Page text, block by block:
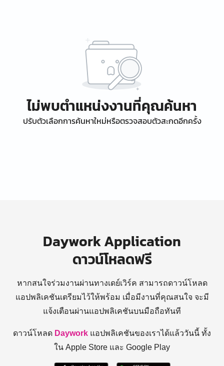
ไม่พบตำแหน่งงานที่คุณค้นหา
ปรับตัวเลือกการค้นหาใหม่หรือตรวจสอบตัวสะกดอีกครั้ง
Daywork Application
ดาวน์โหลดฟรี
หากสนใจร่วมงานผ่านทางเดย์เวิร์ค สามารถดาวน์โหลด
แอปพลิเคชันเตรียมไว้ให้พร้อม เมื่อมีงานที่คุณสนใจ จะมี
แจ้งเตือนผ่านแอปพลิเคชันบนมือถือทันที
ดาวน์โหลด Daywork แอปพลิเคชันของเราได้แล้ววันนี้ ทั้ง
ใน Apple Store และ Google Play